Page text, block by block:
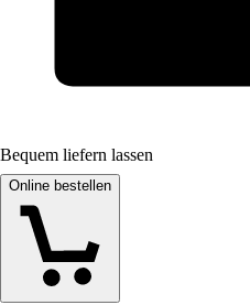
Bequem liefern lassen
Online bestellen